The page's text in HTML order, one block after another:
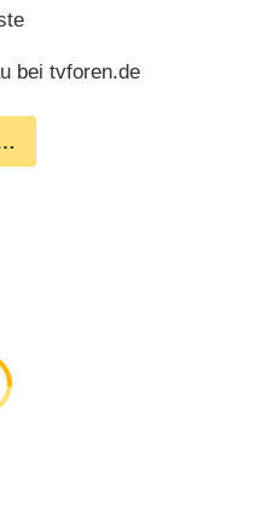
bei tvforen.de